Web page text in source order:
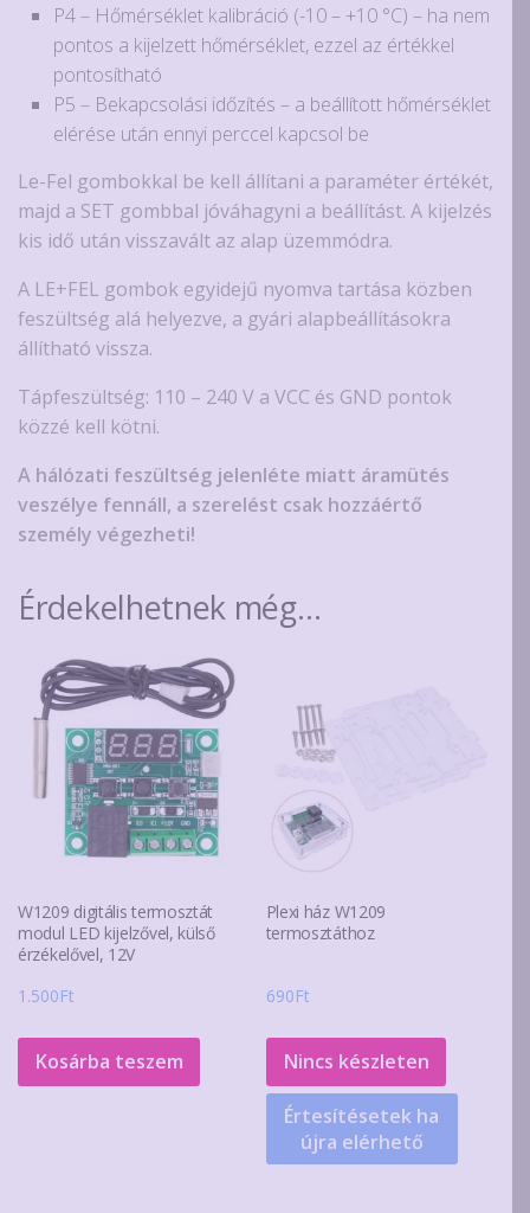
P4 – Hőmérséklet kalibráció (-10 – +10 °C) – ha nem
pontos a kijelzett hőmérséklet, ezzel az értékkel
pontosítható
P5 – Bekapcsolási időzítés – a beállított hőmérséklet
elérése után ennyi perccel kapcsol be
Le-Fel gombokkal be kell állítani a paraméter értékét,
majd a SET gombbal jóváhagyni a beállítást. A kijelzés
kis idő után visszavált az alap üzemmódra.
A LE+FEL gombok egyidejű nyomva tartása közben
feszültség alá helyezve, a gyári alapbeállításokra
állítható vissza.
Tápfeszültség: 110 – 240 V a VCC és GND pontok
közzé kell kötni.
A hálózati feszültség jelenléte miatt áramütés
veszélye fennáll, a szerelést csak hozzáértő
személy végezheti!
Érdekelhetnek még…
W1209 digitális termosztát
modul LED kijelzővel, külső
érzékelővel, 12V
1.500Ft
Kosárba teszem
Plexi ház W1209
termosztáthoz
690Ft
Nincs készleten
Értesítésetek ha
újra elérhető